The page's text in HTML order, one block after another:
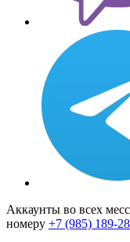
Аккаунты во всех
номеру +7 (985) 189-